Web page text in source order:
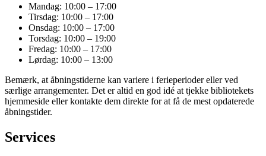
Mandag: 10:00 – 17:00
Tirsdag: 10:00 – 17:00
Onsdag: 10:00 – 17:00
Torsdag: 10:00 – 19:00
Fredag: 10:00 – 17:00
Lørdag: 10:00 – 13:00
Bemærk, at åbningstiderne kan variere i ferieperioder eller ved
særlige arrangementer. Det er altid en god idé at tjekke bibliotekets
hjemmeside eller kontakte dem direkte for at få de mest opdaterede
åbningstider.
Services